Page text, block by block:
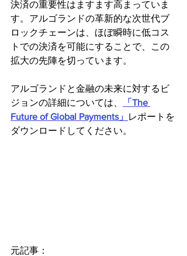
決済の重要性はますます高まっていま
す。アルゴランドの革新的な次世代ブ
ロックチェーンは、ほぼ瞬時に低コス
トでの決済を可能にすることで、この
拡大の先陣を切っています。
アルゴランドと金融の未来に対するビ
ジョンの詳細については、
「The
Future of Global Payments」
レポートを
ダウンロードしてください。
元記事：